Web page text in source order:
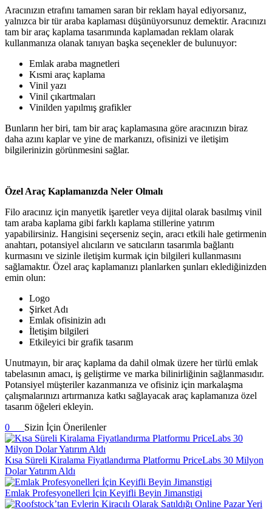
Aracınızın etrafını tamamen saran bir reklam hayal ediyorsanız,
yalnızca bir tür araba kaplaması düşünüyorsunuz demektir. Aracınızı
tam bir araç kaplama tasarımında kaplamadan reklam olarak
kullanmanıza olanak tanıyan başka seçenekler de bulunuyor:
Emlak araba magnetleri
Kısmi araç kaplama
Vinil yazı
Vinil çıkartmaları
Vinilden yapılmış grafikler
Bunların her biri, tam bir araç kaplamasına göre aracınızın biraz
daha azını kaplar ve yine de markanızı, ofisinizi ve iletişim
bilgilerinizin görünmesini sağlar.
Özel Araç Kaplamanızda Neler Olmalı
Filo aracınız için manyetik işaretler veya dijital olarak basılmış vinil
tam araba kaplama gibi farklı kaplama stillerine yatırım
yapabilirsiniz. Hangisini seçerseniz seçin, aracı etkili hale getirmenin
anahtarı, potansiyel alıcıların ve satıcıların tasarımla bağlantı
kurmasını ve sizinle iletişim kurmak için bilgileri kullanmasını
sağlamaktır. Özel araç kaplamanızı planlarken şunları eklediğinizden
emin olun:
Logo
Şirket Adı
Emlak ofisinizin adı
İletişim bilgileri
Etkileyici bir grafik tasarım
Unutmayın, bir araç kaplama da dahil olmak üzere her türlü emlak
tabelasının amacı, iş geliştirme ve marka bilinirliğinin sağlanmasıdır.
Potansiyel müşteriler kazanmanıza ve ofisiniz için markalaşma
çalışmalarınızı artırmanıza katkı sağlayacak araç kaplamanıza özel
tasarım öğeleri ekleyin.
0
Sizin İçin Önerilenler
Kısa Süreli Kiralama Fiyatlandırma Platformu PriceLabs 30 Milyon
Dolar Yatırım Aldı
Emlak Profesyonelleri İçin Keyifli Beyin Jimanstigi